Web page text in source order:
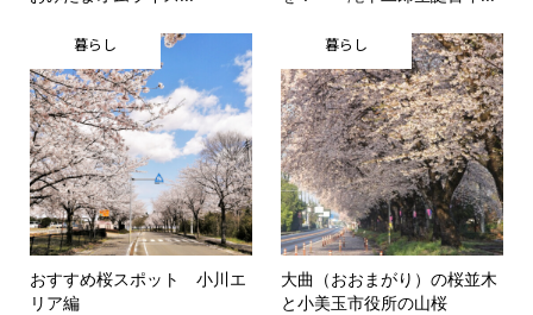
暮らし
おすすめ桜スポット 小川エ
リア編
暮らし
大曲（おおまがり）の桜並木
と小美玉市役所の山桜